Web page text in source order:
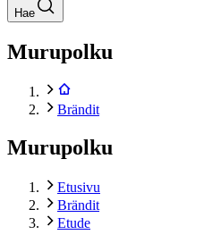
Hae
Murupolku
Brändit
Murupolku
Etusivu
Brändit
Etude